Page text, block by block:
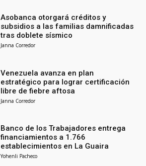
Asobanca otorgará créditos y
subsidios a las familias damnificadas
tras doblete sísmico
Janna Corredor
Venezuela avanza en plan
estratégico para lograr certificación
libre de fiebre aftosa
Janna Corredor
Banco de los Trabajadores entrega
financiamientos a 1.766
establecimientos en La Guaira
Yohenli Pacheco